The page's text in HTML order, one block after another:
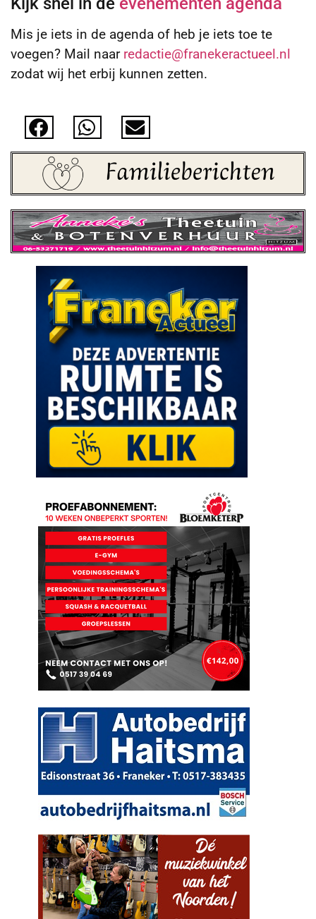
Mis je iets in de agenda of heb je iets toe te
voegen? Mail naar redactie@franekeractueel.nl
zodat wij het erbij kunnen zetten.